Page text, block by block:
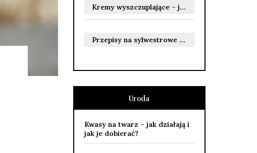
Kremy wyszczuplające – jak działają i jakie przynoszą efekty?
Przepisy na sylwestrowe jedzenie: przekąski i dania na ciepło
Uroda
Kwasy na twarz – jak działają i
jak je dobierać?